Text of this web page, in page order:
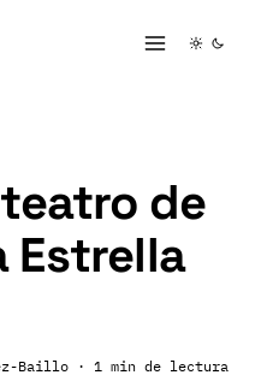
de
Estrella
Baillo · 1 min de lectura